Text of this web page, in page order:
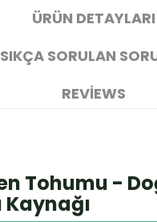
ÜRÜN DETAYLARI
SIKÇA SORULAN
REVIEWS
Tohumu -
Kaynağı